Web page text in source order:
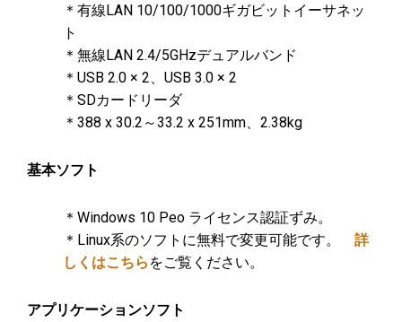
＊有線LAN 10/100/1000ギガビットイーサネッ
ト
＊無線LAN 2.4/5GHzデュアルバンド
＊USB 2.0 × 2、USB 3.0 × 2
＊SDカードリーダ
＊388 x 30.2～33.2 x 251mm、2.38kg
基本ソフト
＊Windows 10 Peo ライセンス認証ずみ。
＊Linux系のソフトに無料で変更可能です。 詳
しくはこちら をご覧ください。
アプリケーションソフト